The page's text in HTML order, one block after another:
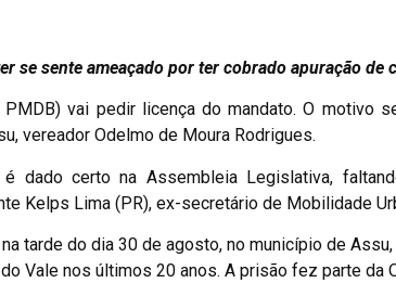
se sente ameaçado por ter cobrado apuração de
vai pedir licença do mandato. O motivo
vereador Odelmo de Moura Rodrigues.
dado certo na Assembleia Legislativa,
Kelps Lima (PR), ex-secretário de Mobilidade
tarde do dia 30 de agosto, no município de
Vale nos últimos 20 anos. A prisão fez parte da